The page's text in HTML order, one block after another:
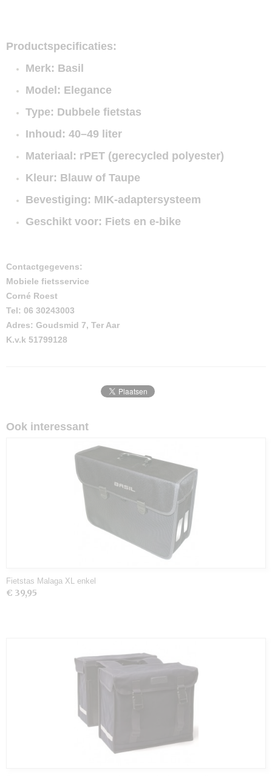
Productspecificaties:
Merk: Basil
Model: Elegance
Type: Dubbele fietstas
Inhoud: 40–49 liter
Materiaal: rPET (gerecycled polyester)
Kleur: Blauw of Taupe
Bevestiging: MIK-adaptersysteem
Geschikt voor: Fiets en e-bike
Contactgegevens:
Mobiele fietsservice
Corné Roest
Tel: 06 30243003
Adres: Goudsmid 7, Ter Aar
K.v.k 51799128
Ook interessant
Fietstas Malaga XL enkel
€ 39,95